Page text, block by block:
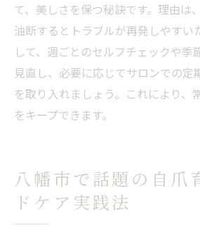
て、美しさを保つ秘訣です。理由は
油断するとトラブルが再発しやすい
して、週ごとのセルフチェックや季
見直し、必要に応じてサロンでの定
を取り入れましょう。これにより、
をキープできます。
八幡市で話題の自爪
ドケア実践法